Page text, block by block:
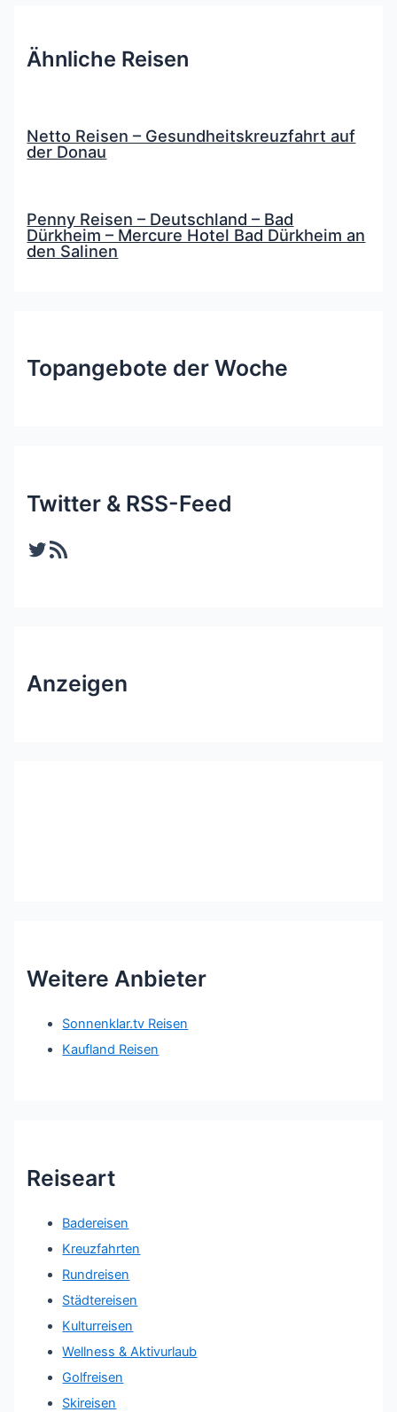
Ähnliche Reisen
Netto Reisen – Gesundheitskreuzfahrt auf
der Donau
Penny Reisen – Deutschland – Bad
Dürkheim – Mercure Hotel Bad Dürkheim an
den Salinen
Topangebote der Woche
Twitter & RSS-Feed
Twitter RSS-Feed
Anzeigen
Weitere Anbieter
Sonnenklar.tv Reisen
Kaufland Reisen
Reiseart
Badereisen
Kreuzfahrten
Rundreisen
Städtereisen
Kulturreisen
Wellness & Aktivurlaub
Golfreisen
Skireisen